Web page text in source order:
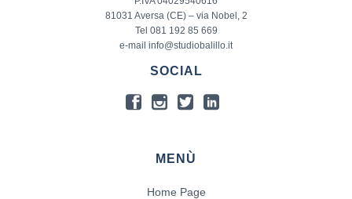
81031 Aversa (CE) – via Nobel, 2
Tel 081 192 85 669
e-mail info@studiobalillo.it
SOCIAL
MENÙ
Home Page